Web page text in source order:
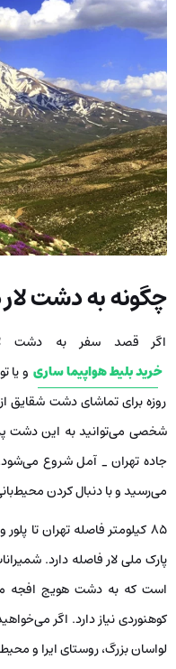
چگونه به دشت لار
اگر قصد سفر به دشت لار
خرید بلیط هواپیما ساری و یا
روزه برای تماشای دشت شقایق
شخصی می‌توانید به این دشت
جاده تهران _ آمل شروع
می‌رسید و با دنبال کردن
پارک ملی لار فاصله دارد.
است که به دشت هویج افجه
کوهنوردی نیاز دارد. اگر
لواسان بزرگ، روستای ایرا و